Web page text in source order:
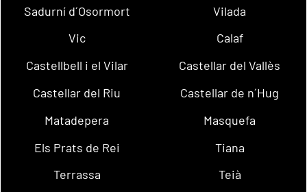
Sadurní d´Osormort
Vilada
Vic
Calaf
Castellbell i el Vilar
Castellar del Vallès
Castellar del Riu
Castellar de n´Hug
Matadepera
Masquefa
Els Prats de Rei
Tiana
Terrassa
Teià